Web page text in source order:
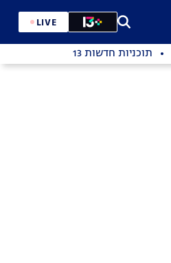
LIVE
תוכניות חדשות 13